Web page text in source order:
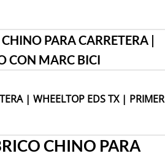
PARA CARRETERA |
CON MARC BICI
| WHEELTOP EDS TX | PRIMER
CHINO PARA